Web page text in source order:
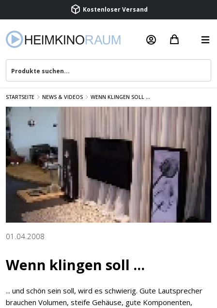
Beratung & Service
STARTSEITE NEWS & VIDEOS WENN KLINGEN SOLL ...
01.04.2008
Wenn klingen soll ...
... und schön sein soll, wird es schwierig. Gute Lautsprecher
brauchen Volumen, steife Gehäuse, gute Komponenten,